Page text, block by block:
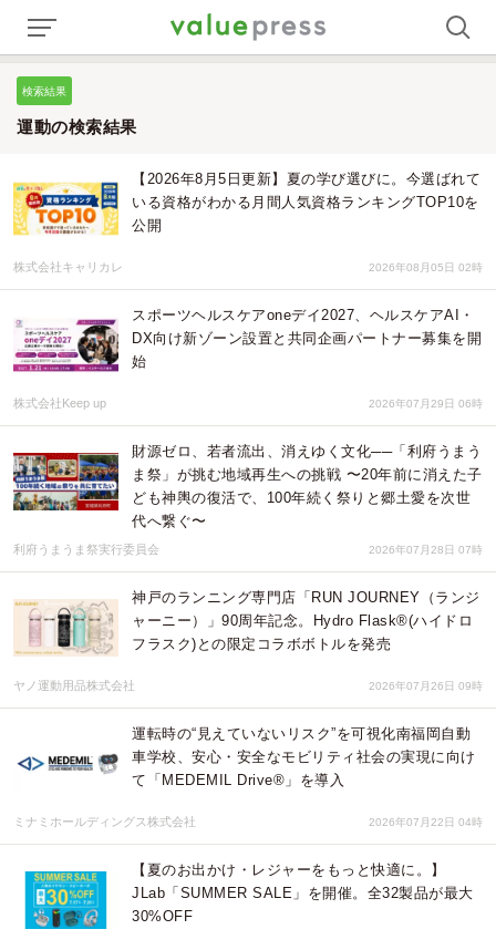
検索結果
運動の検索結果
【2026年8月5日更新】夏の学び選びに。今選ばれて
いる資格がわかる月間人気資格ランキングTOP10を
公開
株式会社キャリカレ 2026年08月05日 02時
スポーツヘルスケアoneデイ2027、ヘルスケアAI・
DX向け新ゾーン設置と共同企画パートナー募集を開
始
株式会社Keep up 2026年07月29日 06時
財源ゼロ、若者流出、消えゆく文化──「利府うまう
ま祭」が挑む地域再生への挑戦 〜20年前に消えた子
ども神輿の復活で、100年続く祭りと郷土愛を次世
代へ繋ぐ〜
利府うまうま祭実行委員会 2026年07月28日 07時
神戸のランニング専門店「RUN JOURNEY（ランジ
ャーニー）」90周年記念。Hydro Flask®(ハイドロ
フラスク)との限定コラボボトルを発売
ヤノ運動用品株式会社 2026年07月26日 09時
運転時の“見えていないリスク”を可視化南福岡自動
車学校、安心・安全なモビリティ社会の実現に向け
て「MEDEMIL Drive®」を導入
ミナミホールディングス株式会社 2026年07月22日 04時
【夏のお出かけ・レジャーをもっと快適に。】
JLab「SUMMER SALE」を開催。全32製品が最大
30%OFF